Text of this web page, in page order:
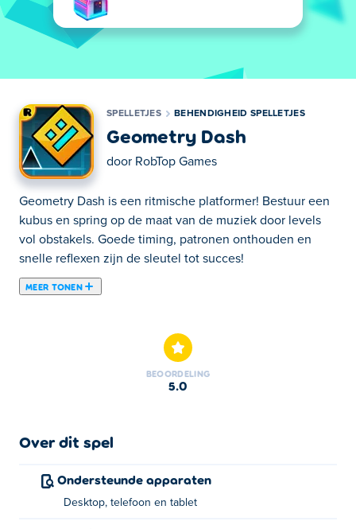
SPELLETJES BEHENDIGHEID SPELLETJES
Geometry Dash
door RobTop Games
Geometry Dash is een ritmische platformer! Bestuur een
kubus en spring op de maat van de muziek door levels
vol obstakels. Goede timing, patronen onthouden en
snelle reflexen zijn de sleutel tot succes!
MEER TONEN
krappe levels vol stekels, gaten en snelle actie, allemaal
op het ritme van energieke muziek.
geheugen en timing. De ene sprong volgt de andere op,
poging is direct voorbij.
BEOORDELING
5.0
Over dit spel
Ondersteunde apparaten
Desktop, telefoon en tablet